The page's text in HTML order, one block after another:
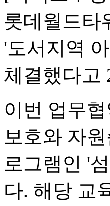
롯데월드타
'도서지역
체결했다고
이번 업무
보호와 자
로그램인 '
다. 해당 교